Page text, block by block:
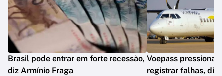
Brasil pode entrar em forte recessão,
diz Armínio Fraga
Voepass
registrar falhas, diz